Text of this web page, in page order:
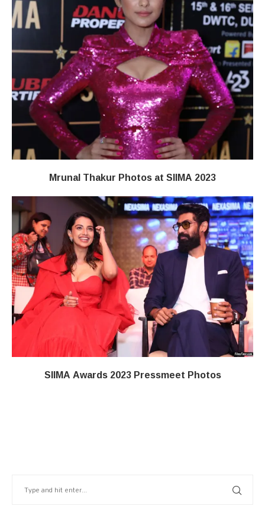
Mrunal Thakur Photos at SIIMA 2023
SIIMA Awards 2023 Pressmeet Photos